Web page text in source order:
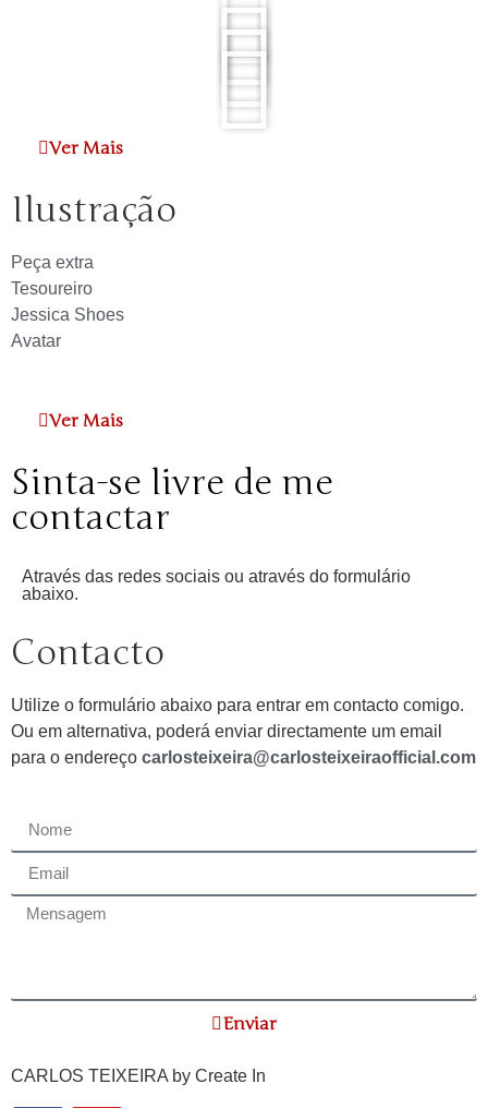
Ver Mais
Ilustração
Peça extra
Tesoureiro
Jessica Shoes
Avatar
Ver Mais
Sinta-se livre de me
contactar
Através das redes sociais ou através do formulário
abaixo.
Contacto
Utilize o formulário abaixo para entrar em contacto comigo.
Ou em alternativa, poderá enviar directamente um email
para o endereço carlosteixeira@carlosteixeiraofficial.com
Enviar
CARLOS TEIXEIRA by Create In